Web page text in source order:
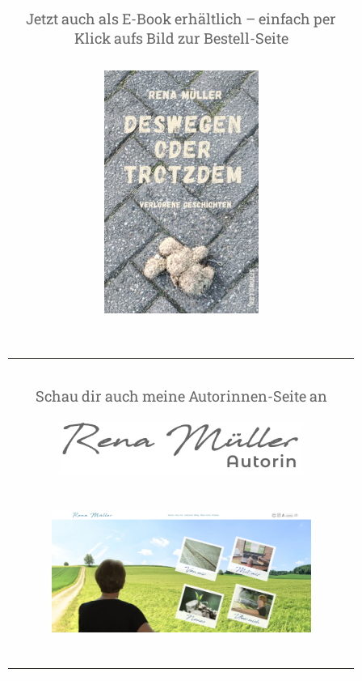
Jetzt auch als E-Book erhältlich – einfach per
Klick aufs Bild zur Bestell-Seite
Schau dir auch meine Autorinnen-Seite an